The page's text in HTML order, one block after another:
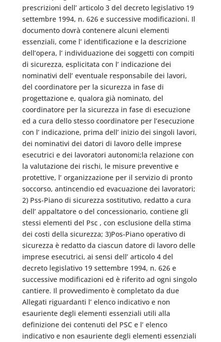
prescrizioni dell’ articolo 3 del decreto legislativo 19
settembre 1994, n. 626 e successive modificazioni. Il
documento dovrà contenere alcuni elementi
essenziali, come l’ identificazione e la descrizione
dell’opera, l’ individuazione dei soggetti con compiti
di sicurezza, esplicitata con l’ indicazione dei
nominativi dell’ eventuale responsabile dei lavori,
del coordinatore per la sicurezza in fase di
progettazione e, qualora già nominato, del
coordinatore per la sicurezza in fase di esecuzione
ed a cura dello stesso coordinatore per l’esecuzione
con l’ indicazione, prima dell’ inizio dei singoli lavori,
dei nominativi dei datori di lavoro delle imprese
esecutrici e dei lavoratori autonomi;la relazione con
la valutazione dei rischi, le misure preventive e
protettive, l’ organizzazione per il servizio di pronto
soccorso, antincendio ed evacuazione dei lavoratori;
2) Pss-Piano di sicurezza sostitutivo, redatto a cura
dell’ appaltatore o del concessionario, contiene gli
stessi elementi del Psc , con esclusione della stima
dei costi della sicurezza; 3)Pos-Piano operativo di
sicurezza è redatto da ciascun datore di lavoro delle
imprese esecutrici, ai sensi dell’ articolo 4 del
decreto legislativo 19 settembre 1994, n. 626 e
successive modificazioni ed è riferito ad ogni singolo
cantiere. Il provvedimento è completato da due
Allegati riguardanti l’ elenco indicativo e non
esauriente degli elementi essenziali utili alla
definizione dei contenuti del PSC e l’ elenco
indicativo e non esauriente degli elementi essenziali